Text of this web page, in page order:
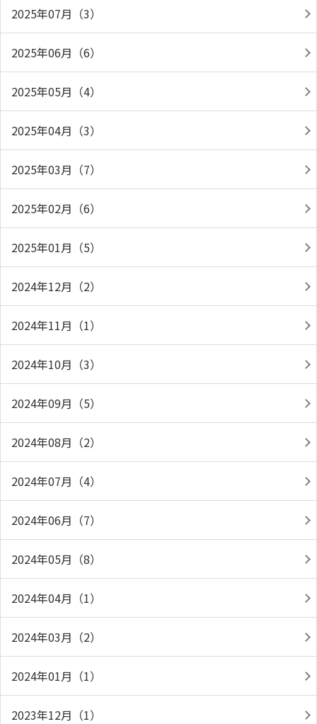
2025年07月（3）
2025年06月（6）
2025年05月（4）
2025年04月（3）
2025年03月（7）
2025年02月（6）
2025年01月（5）
2024年12月（2）
2024年11月（1）
2024年10月（3）
2024年09月（5）
2024年08月（2）
2024年07月（4）
2024年06月（7）
2024年05月（8）
2024年04月（1）
2024年03月（2）
2024年01月（1）
2023年12月（1）